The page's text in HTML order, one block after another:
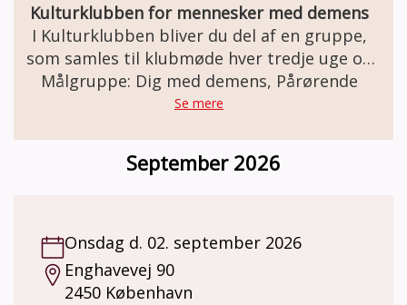
Kulturklubben for mennesker med demens
I Kulturklubben bliver du del af en gruppe,
som samles til klubmøde hver tredje uge og
får en fælles kulturoplevelse. I bliver
modtaget i døren, og efter ca. en time med
Kulturklubben samarbejder med
kulturoplevelser, og det er hos dem,
klubmøderne finder sted. Hvem kan deltage?
Du skal være bosiddende i Københavns
Målgruppe: Dig med demens, Pårørende
Se mere
September 2026
Onsdag d. 02. september 2026
Enghavevej 90
2450 København